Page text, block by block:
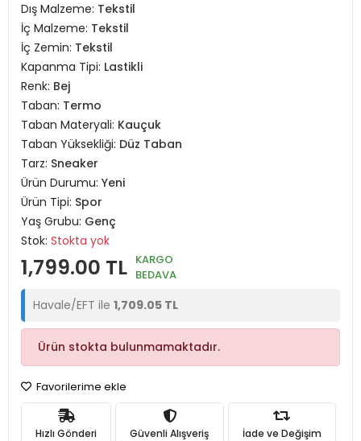
Dış Malzeme: Tekstil
İç Malzeme: Tekstil
İç Zemin: Tekstil
Kapanma Tipi: Lastikli
Renk: Bej
Taban: Termo
Taban Materyali: Kauçuk
Taban Yüksekliği: Düz Taban
Tarz: Sneaker
Ürün Durumu: Yeni
Ürün Tipi: Spor
Yaş Grubu: Genç
Stok: Stokta yok
1,799.00 TL KARGO
BEDAVA
Havale/EFT ile 1,709.05 TL
Ürün stokta bulunmamaktadır.
Favorilerime ekle
Hızlı Gönderi Güvenli Alışveriş İade ve Değişim